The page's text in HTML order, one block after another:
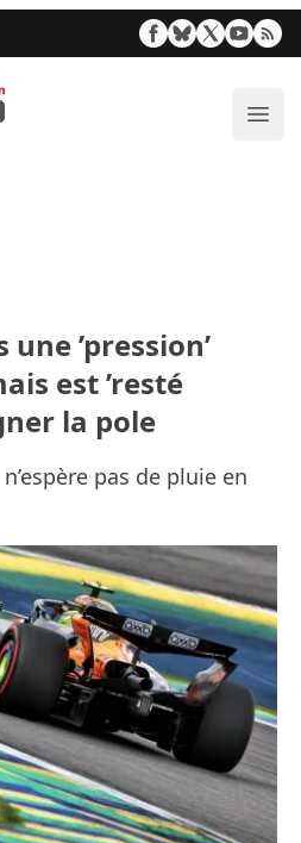
’pression’
est ’resté
la pole
pas de pluie en